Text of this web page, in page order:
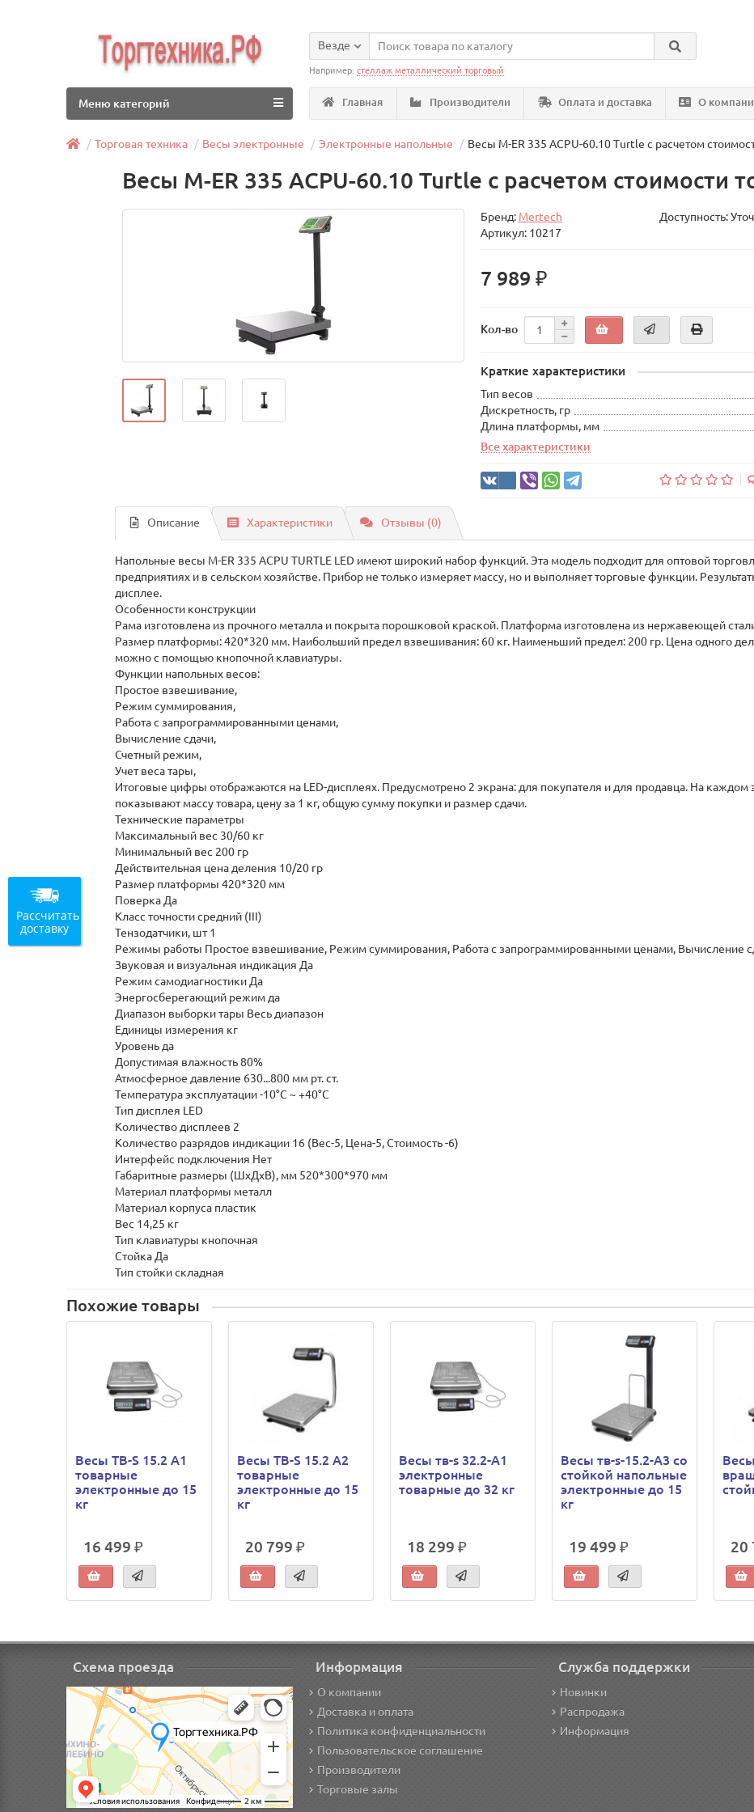
Везде
Например:стеллаж металлический торговый
Главная Производители Оплата и доставка О
Меню категорий
Торговая техника Весы электронные Электронные напольные Весы M-ER 335 ACPU-60.10 Turtle с расчетом
Весы M-ER 335 ACPU-60.10 Turtle с расчетом стоимости
Бренд: Mertech
Доступность:
Артикул: 10217
7 989 ₽
Кол-во
Краткие характеристики
Тип весов
Дискретность, гр
Длина платформы, мм
Все характеристики
Описание Характеристики Отзывы (0)
Напольные весы M-ER 335 ACPU TURTLE LED имеют широкий набор функций. Эта модель подходит для оптовой
предприятиях и в сельском хозяйстве. Прибор не только измеряет массу, но и выполняет торговые функции.
дисплее.
Особенности конструкции
Рама изготовлена из прочного металла и покрыта порошковой краской. Платформа изготовлена из нержавеющей
Размер платформы: 420*320 мм. Наибольший предел взвешивания: 60 кг. Наименьший предел: 200 гр. Цена одного
можно с помощью кнопочной клавиатуры.
Функции напольных весов:
Простое взвешивание,
Режим суммирования,
Работа с запрограммированными ценами,
Вычисление сдачи,
Счетный режим,
Учет веса тары,
Итоговые цифры отображаются на LED-дисплеях. Предусмотрено 2 экрана: для покупателя и для продавца. На
показывают массу товара, цену за 1 кг, общую сумму покупки и размер сдачи.
Технические параметры
Максимальный вес 30/60 кг
Минимальный вес 200 гр
Действительная цена деления 10/20 гр
Размер платформы 420*320 мм
Поверка Да
Класс точности средний (III)
Тензодатчики, шт 1
Режимы работы Простое взвешивание, Режим суммирования, Работа с запрограммированными ценами, Вычисление
Звуковая и визуальная индикация Да
Режим самодиагностики Да
Энергосберегающий режим да
Диапазон выборки тары Весь диапазон
Единицы измерения кг
Уровень да
Допустимая влажность 80%
Атмосферное давление 630...800 мм рт. ст.
Температура эксплуатации -10°C ~ +40°C
Тип дисплея LED
Количество дисплеев 2
Количество разрядов индикации 16 (Вес-5, Цена-5, Стоимость -6)
Интерфейс подключения Нет
Габаритные размеры (ШхДхВ), мм 520*300*970 мм
Материал платформы металл
Материал корпуса пластик
Вес 14,25 кг
Тип клавиатуры кнопочная
Стойка Да
Тип стойки складная
Похожие товары
Весы ТВ-S 15.2 А1
товарные
электронные до 15
кг
16 499 ₽
Весы ТВ-S 15.2 А2
товарные
электронные до 15
кг
20 799 ₽
Весы тв-s 32.2-А1
электронные
товарные до 32 кг
18 299 ₽
Весы тв-s-15.2-A3 со
стойкой напольные
электронные до 15
кг
19 499 ₽ 20
Схема проезда Информация
О компании
Доставка и оплата
Политика конфиденциальности
Пользовательское соглашение
Производители
Торговые залы
Служба поддержки
Новинки
Распродажа
Информация
Рассчитать
доставку